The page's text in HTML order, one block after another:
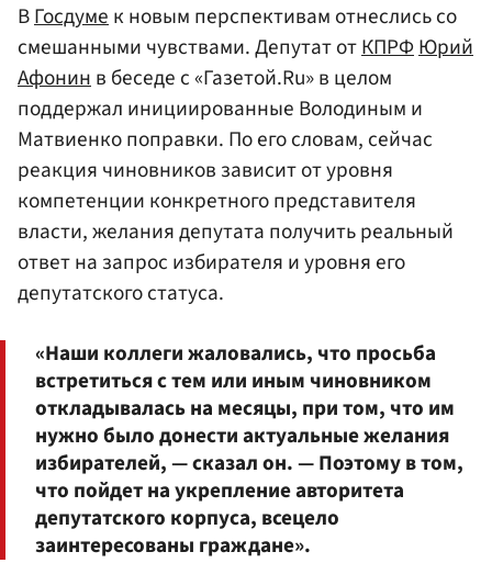
ВГосдумек новым перспективам отнеслись со
смешанными чувствами. Депутат отКПРФЮрий
Афонинв беседе с «Газетой.Ru» в целом
поддержал инициированные Володиным и
Матвиенко поправки. По его словам, сейчас
реакция чиновников зависит от уровня
компетенции конкретного представителя
власти, желания депутата получить реальный
ответ на запрос избирателя и уровня его
депутатского статуса.
«Наши коллеги жаловались, что просьба
встретиться с тем или иным чиновником
откладывалась на месяцы, при том, что им
нужно было донести актуальные желания
избирателей, — сказал он. — Поэтому в том,
что пойдет на укрепление авторитета
депутатского корпуса, всецело
заинтересованы граждане».